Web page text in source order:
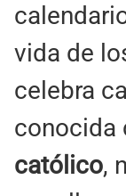
vida de
celebra
conocida
católico,